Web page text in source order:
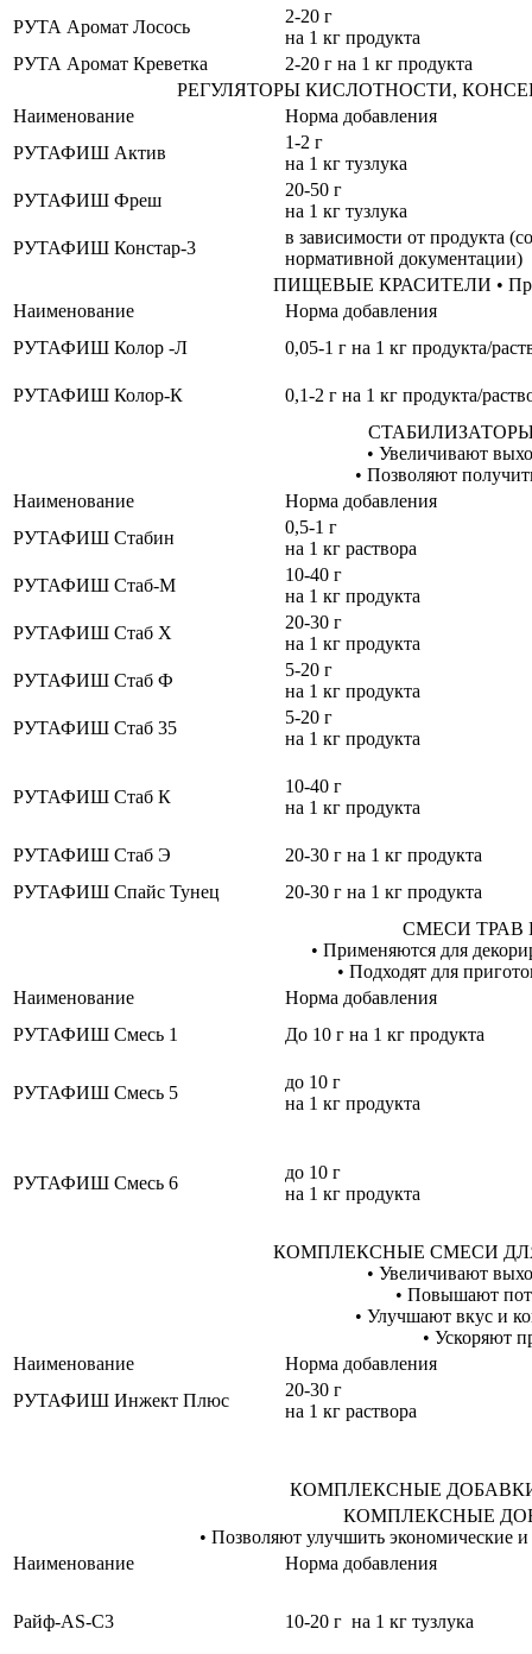
РУТА Аромат Лосось
2-20 г
на 1 кг продукта
РУТА Аромат Креветка
2-20 г на 1 кг продукта
РЕГУЛЯТОРЫ КИСЛОТНОСТИ,
Наименование
Норма добавления
РУТАФИШ Актив
1-2 г
на 1 кг тузлука
РУТАФИШ Фреш
20-50 г
на 1 кг тузлука
РУТАФИШ Констар-3
в зависимости от продукта
нормативной документации)
ПИЩЕВЫЕ КРАСИТЕЛИ •
Наименование
Норма добавления
РУТАФИШ Колор -Л
0,05-1 г на 1 кг продукта/
РУТАФИШ Колор-К
0,1-2 г на 1 кг продукта/
• Увеличивают
• Позволяют
Наименование
Норма добавления
РУТАФИШ Стабин
0,5-1 г
на 1 кг раствора
РУТАФИШ Стаб-М
10-40 г
на 1 кг продукта
РУТАФИШ Стаб Х
20-30 г
на 1 кг продукта
РУТАФИШ Стаб Ф
5-20 г
на 1 кг продукта
РУТАФИШ Стаб 35
5-20 г
на 1 кг продукта
РУТАФИШ Стаб К
10-40 г
на 1 кг продукта
РУТАФИШ Стаб Э
20-30 г на 1 кг продукта
РУТАФИШ Спайс Тунец
20-30 г на 1 кг продукта
СМЕСИ ТРАВ
• Применяются для
• Подходят для
Наименование
Норма добавления
РУТАФИШ Смесь 1
До 10 г на 1 кг продукта
РУТАФИШ Смесь 5
до 10 г
на 1 кг продукта
РУТАФИШ Смесь 6
до 10 г
на 1 кг продукта
КОМПЛЕКСНЫЕ СМЕСИ
• Увеличивают
• Повышают
• Улучшают вкус и
• Ускоряют
Наименование
Норма добавления
РУТАФИШ Инжект Плюс
20-30 г
на 1 кг раствора
КОМПЛЕКСНЫЕ
КОМПЛЕКСНЫЕ
• Позволяют улучшить экономические
Наименование
Норма добавления
Райф-AS-С3 10-20 г на 1 кг тузлука